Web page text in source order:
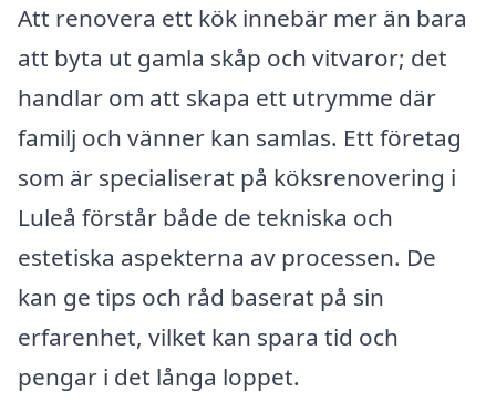
Att renovera ett kök innebär mer än bara
att byta ut gamla skåp och vitvaror; det
handlar om att skapa ett utrymme där
familj och vänner kan samlas. Ett företag
som är specialiserat på köksrenovering i
Luleå förstår både de tekniska och
estetiska aspekterna av processen. De
kan ge tips och råd baserat på sin
erfarenhet, vilket kan spara tid och
pengar i det långa loppet.